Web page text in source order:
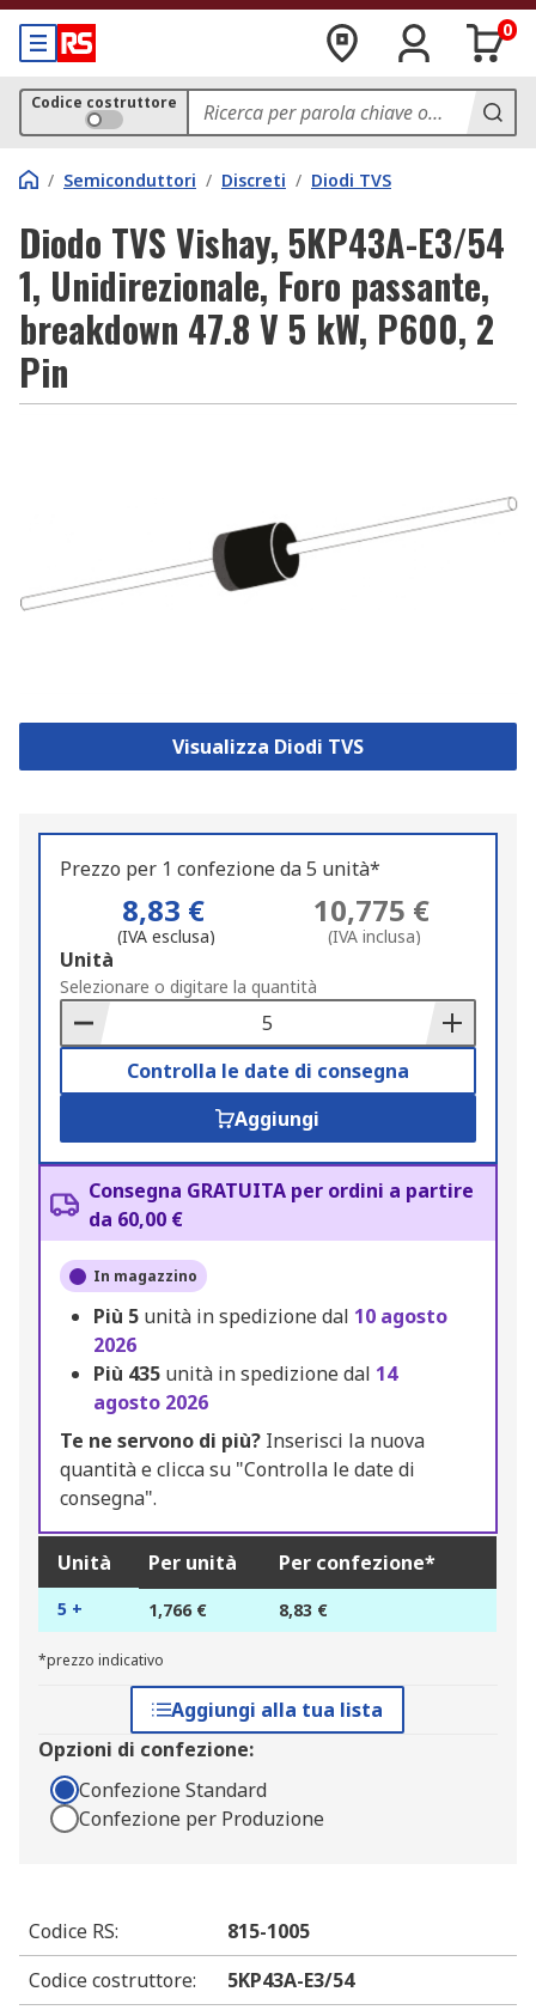
0
Codice costruttore
/ Semiconduttori / Discreti / Diodi TVS
Diodo TVS Vishay, 5KP43A-E3/54
1, Unidirezionale, Foro passante,
breakdown 47.8 V 5 kW, P600, 2
Pin
Visualizza Diodi TVS
Prezzo per 1 confezione da 5 unità*
8,83 €
(IVA esclusa)
10,775 €
(IVA inclusa)
Add
to
Basket
Unità
Selezionare o digitare la quantità
Controlla le date di consegna
Aggiungi
Consegna GRATUITA per ordini a partire
da 60,00 €
In magazzino
Più 5 unità in spedizione dal 10 agosto
2026
Più 435 unità in spedizione dal 14
agosto 2026
Te ne servono di più? Inserisci la nuova
quantità e clicca su "Controlla le date di
consegna".
Unità Per unità Per confezione*
5 + 1,766 € 8,83 €
*prezzo indicativo
Aggiungi alla tua lista
Opzioni di confezione:
Confezione Standard
Confezione per Produzione
Codice RS:
815-1005
Codice costruttore:
5KP43A-E3/54